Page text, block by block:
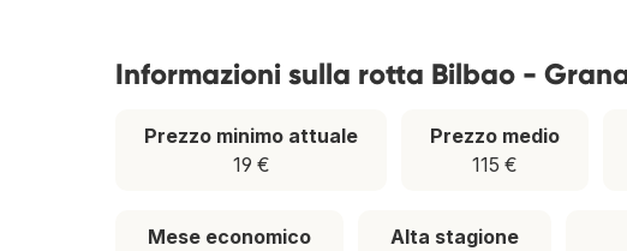
Informazioni sulla rotta Bilbao -
Prezzo minimo attuale
19 €
Prezzo medio
115 €
Mese economico
Alta stagione